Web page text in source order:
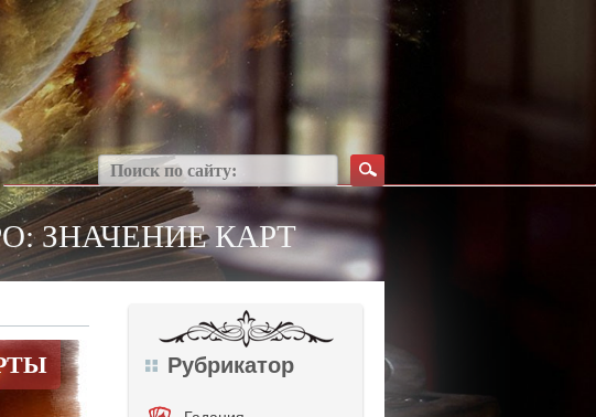
ЗНАЧЕНИЕ КАРТ
Рубрикатор